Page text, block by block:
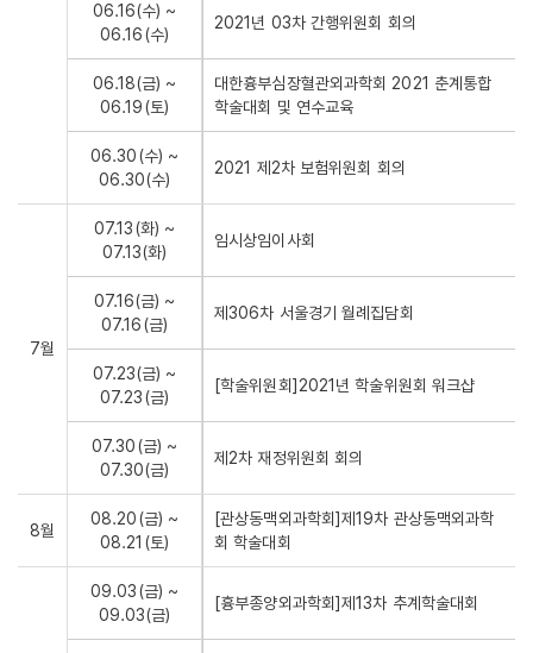
06.16(수) ~
06.16(수)
2021년 03차 간행위원회 회의
06.18(금) ~
06.19(토)
대한흉부심장혈관외과학회 2021 춘계통합
학술대회 및 연수교육
06.30(수) ~
06.30(수)
2021 제2차 보험위원회 회의
7월
07.13(화) ~
07.13(화)
임시상임이사회
07.16(금) ~
07.16(금)
제306차 서울경기 월례집담회
07.23(금) ~
07.23(금)
[학술위원회]2021년 학술위원회 워크샵
07.30(금) ~
07.30(금)
제2차 재정위원회 회의
8월
08.20(금) ~
08.21(토)
[관상동맥외과학회]제19차 관상동맥외과학
회 학술대회
09.03(금) ~
09.03(금)
[흉부종양외과학회]제13차 추계학술대회